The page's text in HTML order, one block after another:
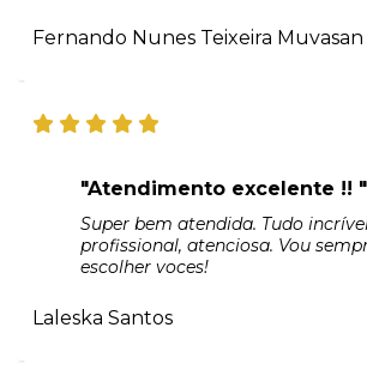
Fernando Nunes Teixeira Muvasan
"Atendimento excelente !! "
Super bem atendida. Tudo
profissional, atenciosa. Vou
escolher voces!
Laleska Santos